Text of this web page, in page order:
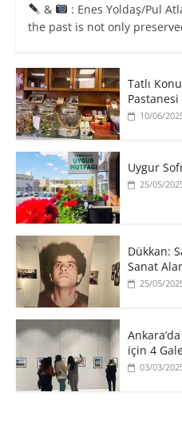
&
: Enes Yoldaş/Pul
the past is not only
Tatlı
Pastanesi
10/06/
Uygur
25/05/
​Dükkan:
Sanat
25/05/
için 4
03/03/